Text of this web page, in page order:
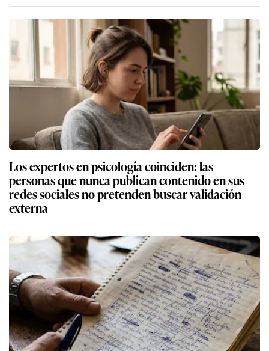
Los expertos en psicología coinciden: las
personas que nunca publican contenido en sus
redes sociales no pretenden buscar validación
externa